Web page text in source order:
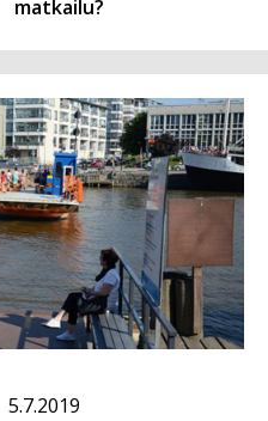
matkailu?
5.7.2019